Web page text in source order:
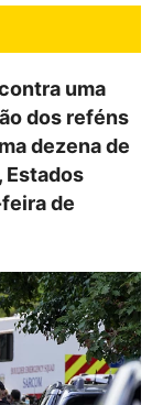
uma
dos reféns
dezena de
Estados
de